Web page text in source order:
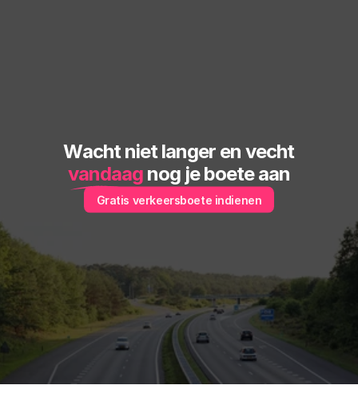
Wacht niet langer en vecht
vandaag nog je boete aan
Gratis verkeersboete indienen